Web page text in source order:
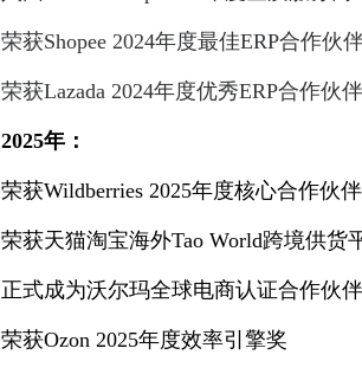
荣获Shopee 2024年度最佳ERP合作伙
荣获Lazada 2024年度优秀ERP合作伙伴
2025年：
荣获Wildberries 2025年度核心合作伙伴
荣获天猫淘宝海外Tao World跨境供货
正式成为沃尔玛全球电商认证合作伙伴
荣获Ozon 2025年度效率引擎奖